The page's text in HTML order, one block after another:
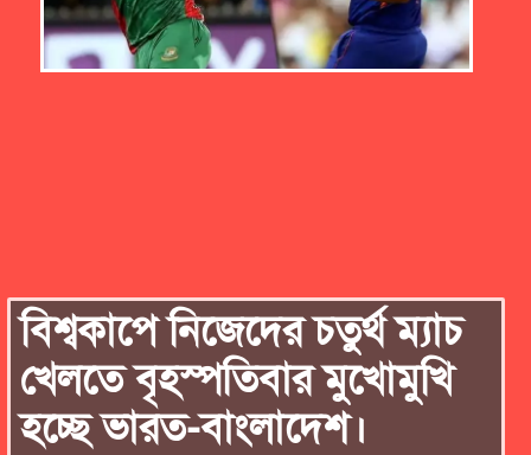
বিশ্বকাপে নিজেদের চতুর্থ ম্যাচ
খেলতে বৃহস্পতিবার মুখোমুখি
হচ্ছে ভারত-বাংলাদেশ।